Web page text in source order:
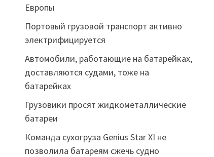
Европы
Портовый грузовой транспорт активно
электрифицируется
Автомобили, работающие на батарейках,
доставляются судами, тоже на
батарейках
Грузовики просят жидкометаллические
батареи
Команда сухогруза Genius Star XI не
позволила батареям сжечь судно